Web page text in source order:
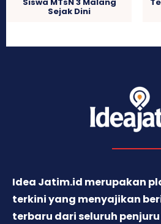
Sejak Dini
Idea Jatim.id merupakan
terkini yang menyajikan
terbaru dari seluruh